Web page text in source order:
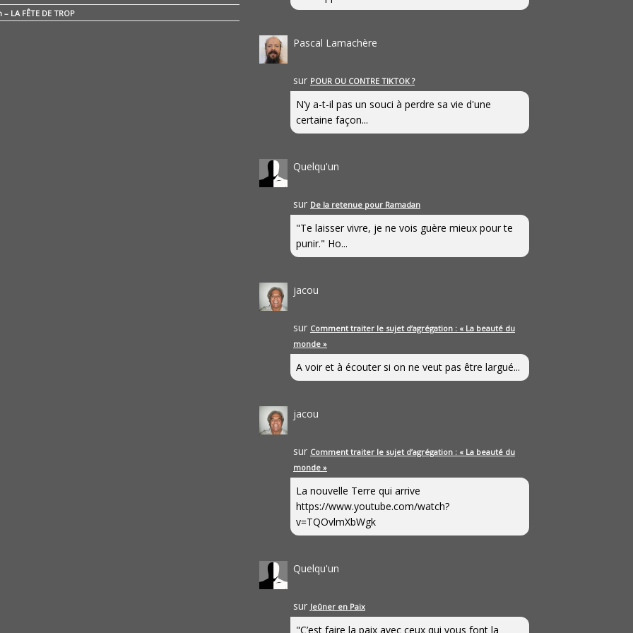
LA FÊTE DE TROP
Pascal Lamachère
sur POUR OU CONTRE TIKTOK ?
N’y a-t-il pas un souci à perdre sa vie d'une
certaine façon...
Quelqu'un
sur De la retenue pour Ramadan
"Te laisser vivre, je ne vois guère mieux pour te
punir." Ho...
jacou
sur Comment traiter le sujet d’agrégation : « La beauté du
monde »
A voir et à écouter si on ne veut pas être largué...
jacou
sur Comment traiter le sujet d’agrégation : « La beauté du
monde »
La nouvelle Terre qui arrive
https://www.youtube.com/watch?
v=TQOvlmXbWgk
Quelqu'un
sur Jeûner en Paix
"C’est faire la paix avec ceux qui vous font la